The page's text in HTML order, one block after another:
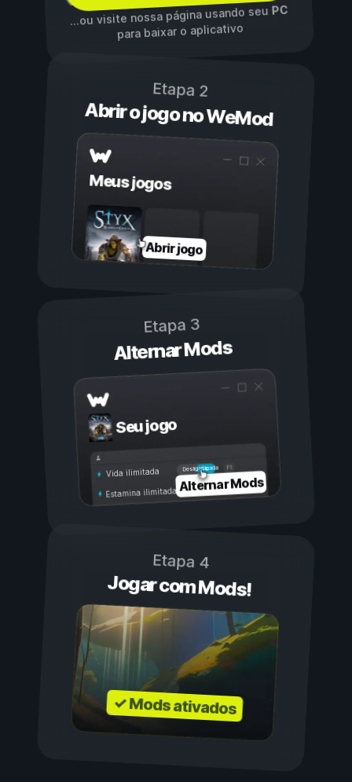
...ou visite nossa página usando seuPC
para baixar o aplicativo
Etapa 2
Abrir o jogo no WeMod
Meus jogos
Abrir jogo
Etapa 3
Alternar Mods
Seu jogo
Ligada
Desligada
Vida ilimitada
Estamina ilimitadaAlternar Mods
Etapa 4
Jogar com Mods!
✓ Mods ativados